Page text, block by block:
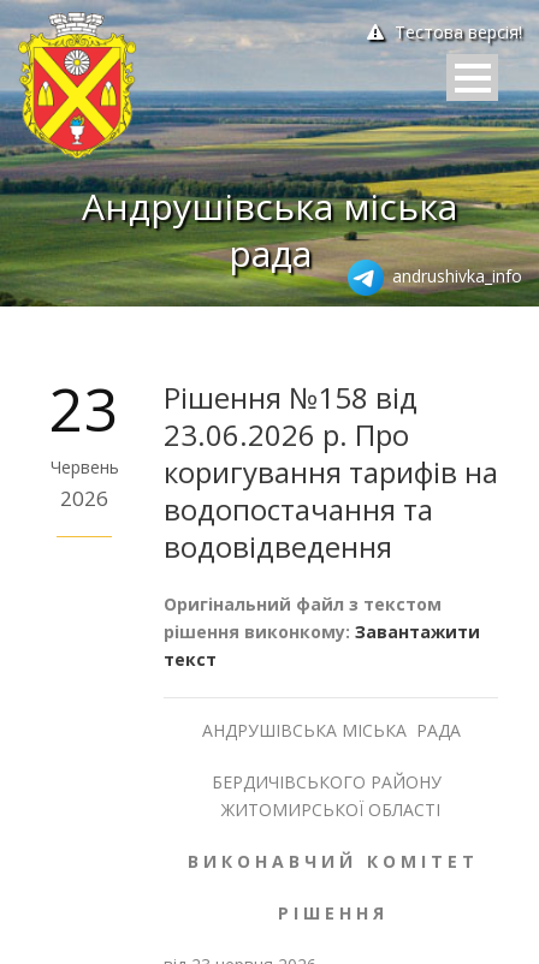
Тестова версія!
Андрушівська міська
рада
andrushivka_info
23
Червень
2026
Рішення №158 від
23.06.2026 р. Про
коригування тарифів на
водопостачання та
водовідведення
Оригінальний файл з текстом
рішення виконкому: Завантажити
текст
АНДРУШІВСЬКА МІСЬКА РАДА
БЕРДИЧІВСЬКОГО РАЙОНУ
ЖИТОМИРСЬКОЇ ОБЛАСТІ
В И К О Н А В Ч И Й К О М І Т Е Т
Р І Ш Е Н Н Я